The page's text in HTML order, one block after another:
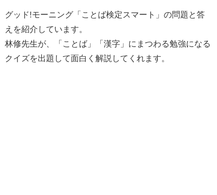
グッド!モーニング「ことば検定スマート」の問題と答
えを紹介しています。
林修先生が、「ことば」「漢字」にまつわる勉強になる
クイズを出題して面白く解説してくれます。